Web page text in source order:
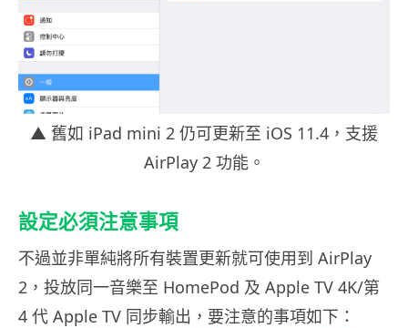
▲ 舊如 iPad mini 2 仍可更新至 iOS 11.4，支援
AirPlay 2 功能。
設定必須注意事項
不過並非單純將所有裝置更新就可使用到 AirPlay
2，投放同一音樂至 HomePod 及 Apple TV 4K/第
4 代 Apple TV 同步輸出，要注意的事項如下：